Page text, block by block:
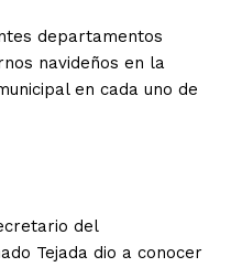
departamentos
navideños en la
en cada uno de
del
Tejada dio a conocer